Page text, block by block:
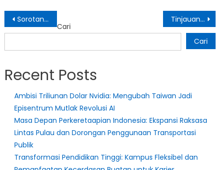
Navigasi
pos
Sorotan Dunia Musik: Dari Legenda Pop Sunda Hingga Kisah Cinta Baru di Bollywood Tinjauan Upah Minimum Regional: Palembang dan Washington Terapkan Aturan Baru
Cari
Cari
Recent Posts
Ambisi Triliunan Dolar Nvidia: Mengubah Taiwan Jadi
Episentrum Mutlak Revolusi AI
Masa Depan Perkeretaapian Indonesia: Ekspansi Raksasa
Lintas Pulau dan Dorongan Penggunaan Transportasi
Publik
Transformasi Pendidikan Tinggi: Kampus Fleksibel dan